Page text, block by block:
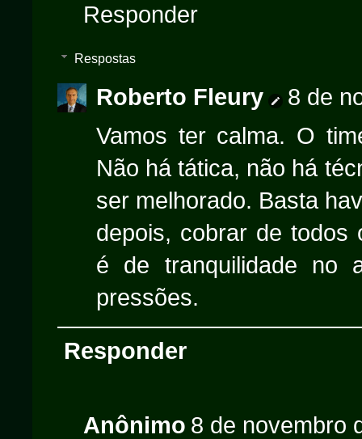
Responder
Respostas
Roberto Fleury
8 de
Vamos ter calma. O
Não há tática, não há
ser melhorado. Basta
depois, cobrar de todos
é de tranquilidade no
pressões.
Responder
Anônimo 8 de novembro